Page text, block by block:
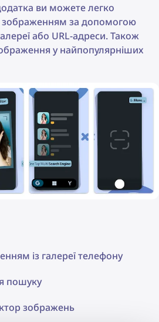
ви можете легко
зображенням за допомогою
або URL-адреси. Також
у найпопулярніших
із галереї телефону
пошуку
зображень